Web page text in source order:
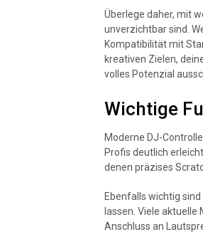
Überlege daher, mit
unverzichtbar sind.
Kompatibilität mit
kreativen Zielen,
volles Potenzial
Wichtige
Moderne DJ-
Profis deutlich
denen präzises
Ebenfalls wichtig
lassen. Viele
Anschluss an